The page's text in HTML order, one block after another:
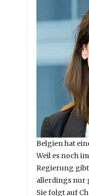
Belgien hat
Weil es noch
Regierung
allerdings nur
Sie folgt auf